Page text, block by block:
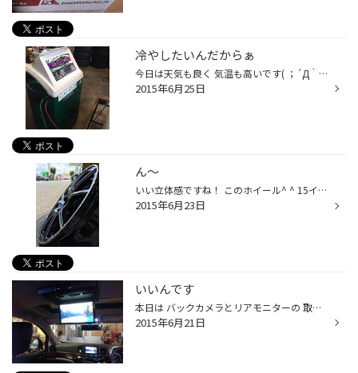
冷やしたいんだからぁ
今日は天気も良く 気温も高いです( ；´Д｀) ソロソロ夏本番ですかね 夏はやっぱりエアコンの出番です エアコンを使ったら 生暖か〜〜い風が・・・なんて事も 皆さん経験あるんじゃないですか？ 暑い夏が来る前に エアコンガスのクリーニングは いかがですか？ もちろんエアコンガスの補充も できま...
2015年6月25日
ん〜
いい立体感ですね！ このホイール^ ^ 15インチですが軽くてこの立体感を求めていくと なかなか見つからないのが現実だったり… どんな車に付けるのかは、 また今度のお楽しみに！
2015年6月23日
いいんです
本日は バックカメラとリアモニターの 取り付けです^ ^ リアモニターを付けると 後部座席でテレビやDVDが観れて 長距離ドライブも苦になりませんよね^ ^ お子様も飽きずに 車に乗ってられますね バックカメラは 後ろが観れて駐車などで 大活躍です( ´ ▽ ` )ﾉ まだ付いていない方は いかがですか〜？...
2015年6月21日